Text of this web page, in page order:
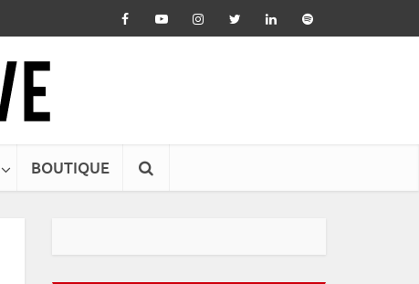
BOUTIQUE